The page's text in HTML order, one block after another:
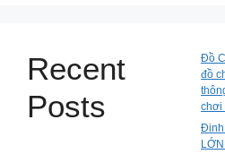
Recent
Posts
Đồ
đồ
chơi
Đinh